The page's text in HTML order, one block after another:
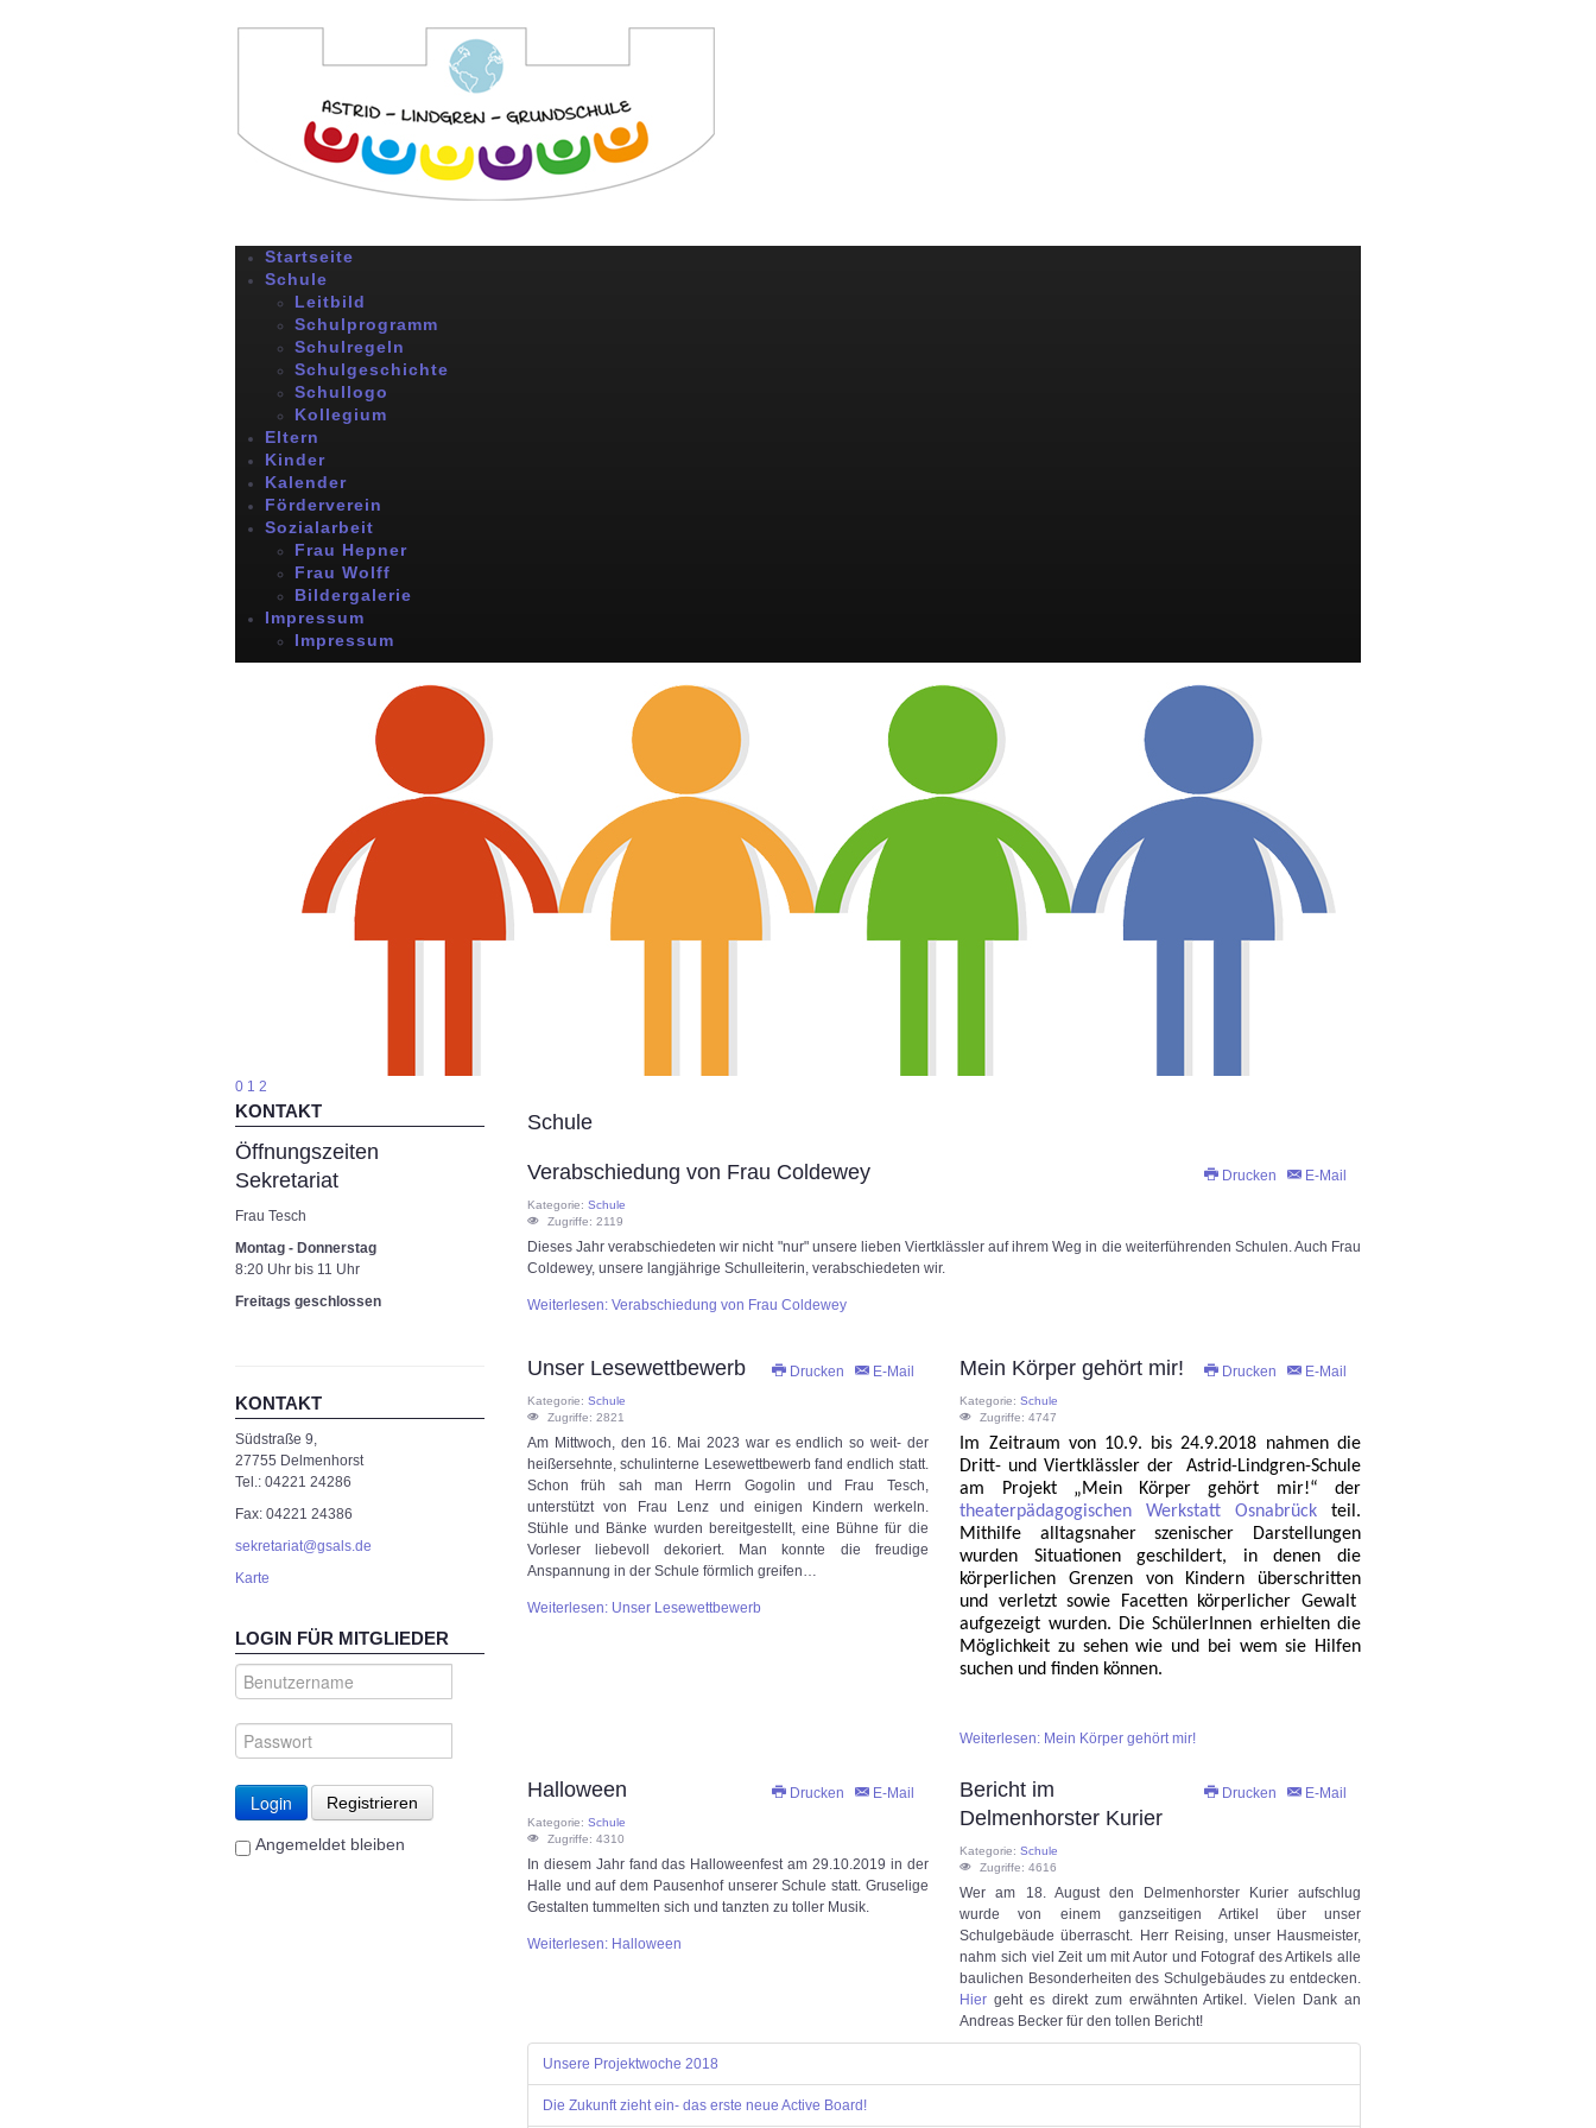
Startseite
Schule
Leitbild
Schulprogramm
Schulregeln
Schulgeschichte
Schullogo
Kollegium
Eltern
Kinder
Kalender
Förderverein
Sozialarbeit
Frau Hepner
Frau Wolff
Bildergalerie
Impressum
Impressum
0 1 2
KONTAKT
Öffnungszeiten
Sekretariat
Frau Tesch
Montag - Donnerstag
8:20 Uhr bis 11 Uhr
Freitags geschlossen
KONTAKT
Südstraße 9,
27755 Delmenhorst
Tel.: 04221 24286
Fax: 04221 24386
sekretariat@gsals.de
Karte
LOGIN FÜR MITGLIEDER
Login Registrieren
Angemeldet bleiben
Schule
Drucken E-Mail
Verabschiedung von Frau Coldewey
Kategorie: Schule
Zugriffe: 2119
Dieses Jahr verabschiedeten wir nicht "nur" unsere lieben Viertklässler auf ihrem Weg in die weiterführenden Schulen. Auch Frau
Coldewey, unsere langjährige Schulleiterin, verabschiedeten wir.
Weiterlesen: Verabschiedung von Frau Coldewey
Drucken E-Mail
Unser Lesewettbewerb
Kategorie: Schule
Zugriffe: 2821
Am Mittwoch, den 16. Mai 2023 war es endlich so weit- der
heißersehnte, schulinterne Lesewettbewerb fand endlich statt.
Schon früh sah man Herrn Gogolin und Frau Tesch,
unterstützt von Frau Lenz und einigen Kindern werkeln.
Stühle und Bänke wurden bereitgestellt, eine Bühne für die
Vorleser liebevoll dekoriert. Man konnte die freudige
Anspannung in der Schule förmlich greifen…
Weiterlesen: Unser Lesewettbewerb
Drucken E-Mail
Mein Körper gehört mir!
Kategorie:Schule
Zugriffe: 4747
Im Zeitraum von 10.9. bis 24.9.2018 nahmen die
Dritt- und Viertklässler der
Astrid-Lindgren-Schule
am Projekt „Mein Körper gehört mir!“ der
theaterpädagogischen Werkstatt Osnabrück teil.
Mithilfe alltagsnaher szenischer Darstellungen
wurden Situationen geschildert, in denen die
körperlichen Grenzen von Kindern überschritten
und verletzt sowie Facetten körperlicher Gewalt
aufgezeigt wurden. Die SchülerInnen erhielten die
Möglichkeit zu sehen wie und bei wem sie Hilfen
suchen und finden können.
Weiterlesen: Mein Körper gehört mir!
Drucken E-Mail
Halloween
Kategorie: Schule
Zugriffe: 4310
In diesem Jahr fand das Halloweenfest am 29.10.2019 in der
Halle und auf dem Pausenhof unserer Schule statt. Gruselige
Gestalten tummelten sich und tanzten zu toller Musik.
Weiterlesen: Halloween
Drucken E-Mail
Bericht im
Delmenhorster Kurier
Kategorie:Schule
Zugriffe: 4616
Wer am 18. August den Delmenhorster Kurier aufschlug
wurde von einem ganzseitigen Artikel über unser
Schulgebäude überrascht. Herr Reising, unser Hausmeister,
nahm sich viel Zeit um mit Autor und Fotograf des Artikels alle
baulichen Besonderheiten des Schulgebäudes zu entdecken.
Hiergeht es direkt zum erwähnten Artikel. Vielen Dank an
Andreas Becker für den tollen Bericht!
Unsere Projektwoche 2018
Die Zukunft zieht ein- das erste neue Active Board!